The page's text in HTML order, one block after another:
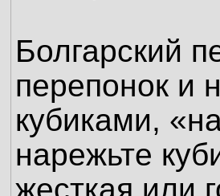
Болгарский
перепонок и
кубиками,
нарежьте
жесткая или